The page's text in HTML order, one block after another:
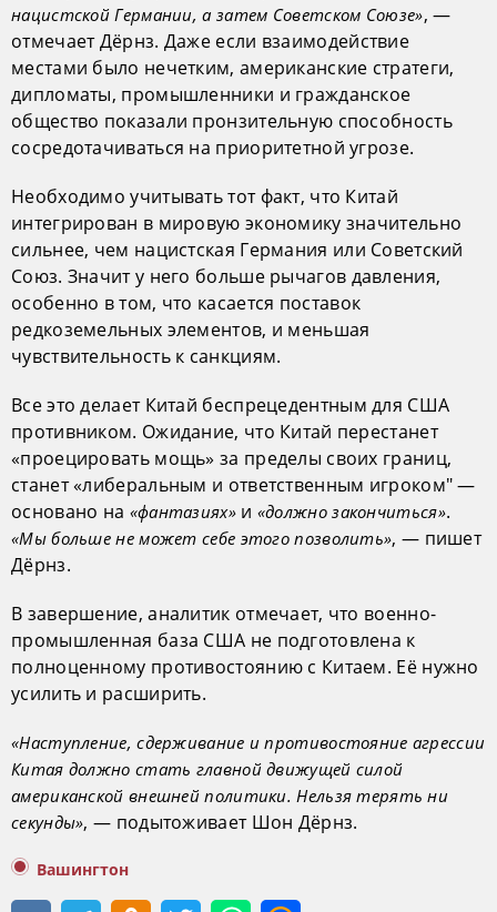
нацистской Германии, а затем Советском Союзе», —
отмечает Дёрнз. Даже если взаимодействие
местами было нечетким, американские стратеги,
дипломаты, промышленники и гражданское
общество показали пронзительную способность
сосредотачиваться на приоритетной угрозе.
Необходимо учитывать тот факт, что Китай
интегрирован в мировую экономику значительно
сильнее, чем нацистская Германия или Советский
Союз. Значит у него больше рычагов давления,
особенно в том, что касается поставок
редкоземельных элементов, и меньшая
чувствительность к санкциям.
Все это делает Китай беспрецедентным для США
противником. Ожидание, что Китай перестанет
«проецировать мощь» за пределы своих границ,
станет «либеральным и ответственным игроком" —
основано на «фантазиях»и «должно закончиться».
«Мы больше не может себе этого позволить», — пишет
Дёрнз.
В завершение, аналитик отмечает, что военно-
промышленная база США не подготовлена к
полноценному противостоянию с Китаем. Её нужно
усилить и расширить.
«Наступление, сдерживание и противостояние агрессии
Китая должно стать главной движущей силой
американской внешней политики. Нельзя терять ни
секунды», — подытоживает Шон Дёрнз.
Вашингтон